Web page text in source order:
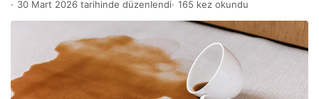
30 Mart 2026 tarihinde düzenlendi
165 kez okundu